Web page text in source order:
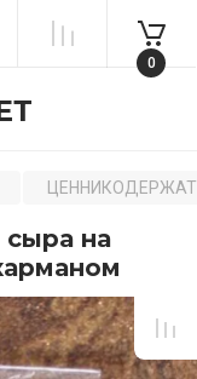
0
на